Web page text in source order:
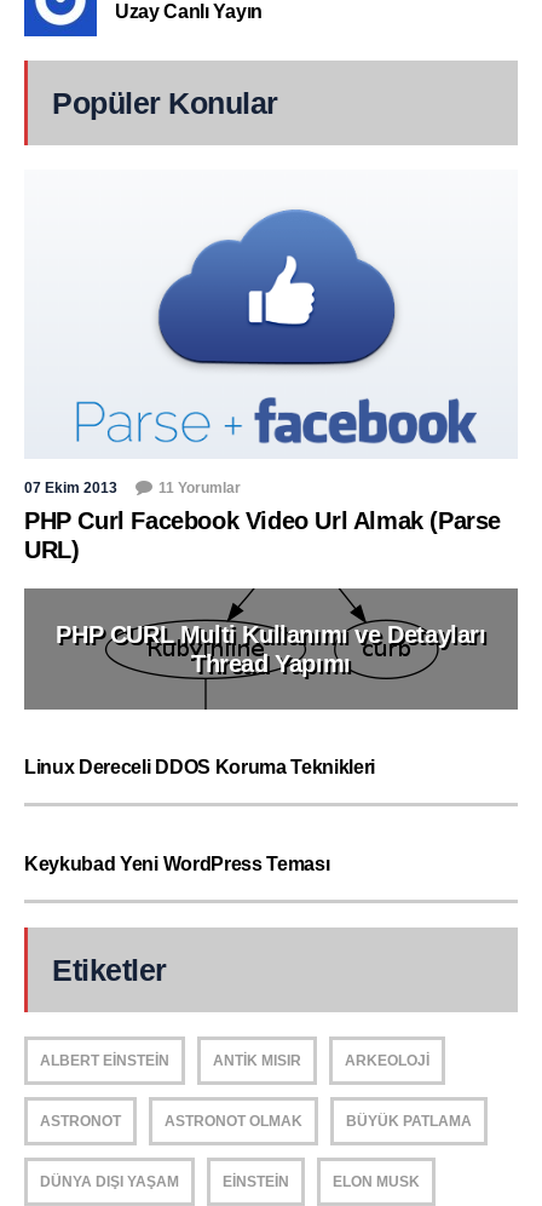
Uzay Canlı Yayın
Popüler Konular
07 Ekim 2013 11 Yorumlar
PHP Curl Facebook Video Url Almak (Parse
URL)
PHP CURL Multi Kullanımı ve Detayları
Thread Yapımı
Linux Dereceli DDOS Koruma Teknikleri
Keykubad Yeni WordPress Teması
Etiketler
ALBERT EINSTEIN ANTIK MISIR ARKEOLOJI
ASTRONOT ASTRONOT OLMAK BÜYÜK PATLAMA
DÜNYA DIŞI YAŞAM EINSTEIN ELON MUSK